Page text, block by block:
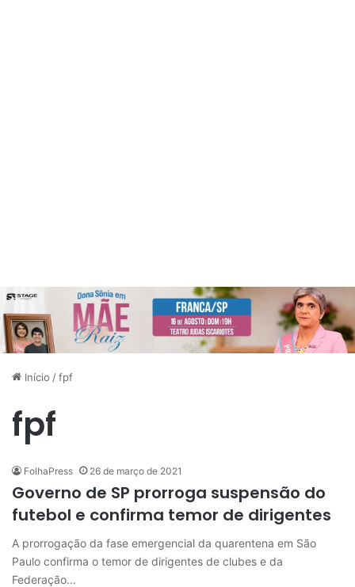
Início /fpf
fpf
FolhaPress 26 de março de 2021
Governo de SP prorroga suspensão do
futebol e confirma temor de dirigentes
A prorrogação da fase emergencial da quarentena em São
Paulo confirma o temor de dirigentes de clubes e da
Federação…